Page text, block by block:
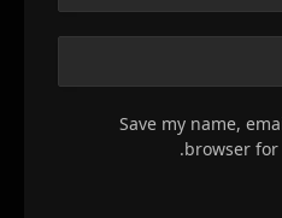
Save my name,
browser